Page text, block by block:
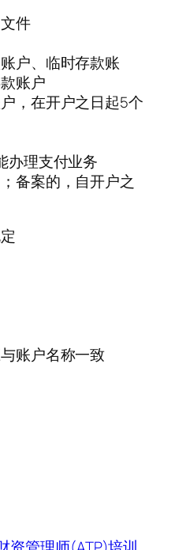
件
户、临时存款账
账户
，在开户之日起5个
办理支付业务
备案的，自开户之
账户名称一致